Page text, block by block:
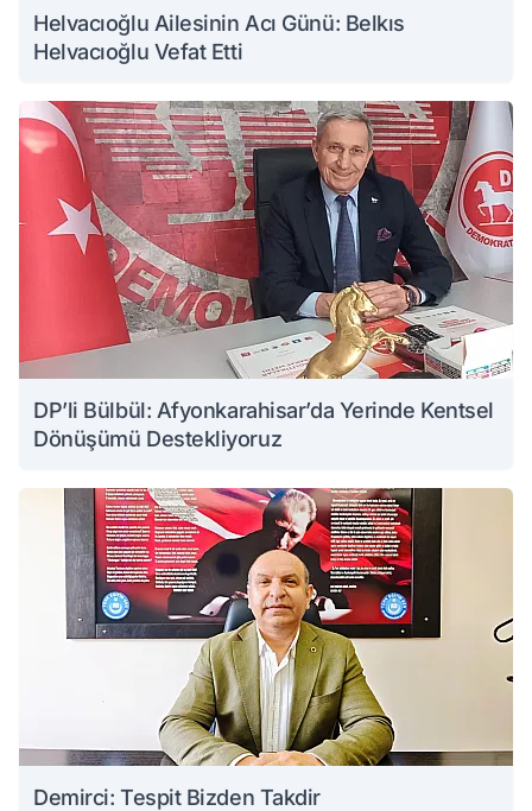
Helvacıoğlu Ailesinin Acı Günü: Belkıs
Helvacıoğlu Vefat Etti
DP’li Bülbül: Afyonkarahisar’da Yerinde Kentsel
Dönüşümü Destekliyoruz
Demirci: Tespit Bizden Takdir